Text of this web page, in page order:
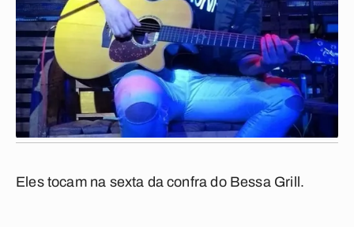
Eles tocam na sexta da confra do Bessa Grill.